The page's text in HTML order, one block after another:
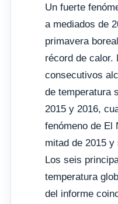
Un fuerte
a mediados de
primavera
récord de calor.
consecutivos
de temperatura
2015 y 2016,
fenómeno de El
mitad de 2015
Los seis
temperatura
del informe